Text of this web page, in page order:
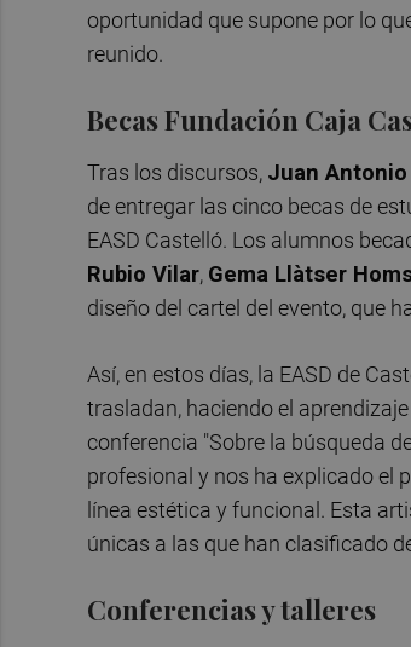
oportunidad que supone por lo
reunido.
Becas Fundación Caja
Tras los discursos, Juan
de entregar las cinco becas de
EASD Castelló. Los alumnos
Rubio Vilar, Gema Llàtser Hom
diseño del cartel del evento, que
Así, en estos días, la EASD de
trasladan, haciendo el
conferencia "Sobre la búsqueda
profesional y nos ha explicado el
línea estética y funcional. Esta
únicas a las que han clasificado
Conferencias y talleres